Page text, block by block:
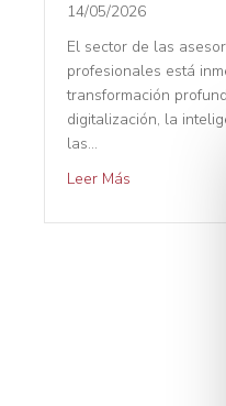
14/05/2026
El sector de las
profesionales está
transformación
digitalización, la
las…
Leer Más